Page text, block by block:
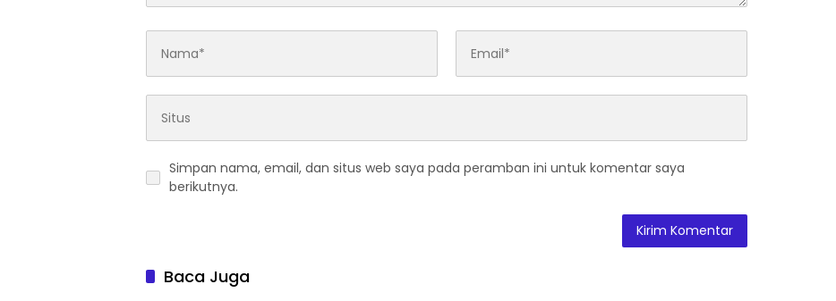
Simpan nama, email, dan situs web saya pada peramban ini untuk komentar saya
berikutnya.
Baca Juga